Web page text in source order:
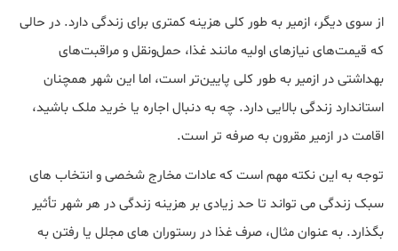
از سوی دیگر، ازمیر به طور کلی هزینه کمتری برای زندگی دارد. در حالی
که قیمت‌های نیازهای اولیه مانند غذا، حمل‌ونقل و مراقبت‌های
بهداشتی در ازمیر به طور کلی پایین‌تر است، اما این شهر همچنان
استاندارد زندگی بالایی دارد. چه به دنبال اجاره یا خرید ملک باشید،
اقامت در ازمیر مقرون به صرفه تر است.
توجه به این نکته مهم است که عادات مخارج شخصی و انتخاب های
سبک زندگی می تواند تا حد زیادی بر هزینه زندگی در هر شهر تأثیر
بگذارد. به عنوان مثال، صرف غذا در رستوران های مجلل یا رفتن به